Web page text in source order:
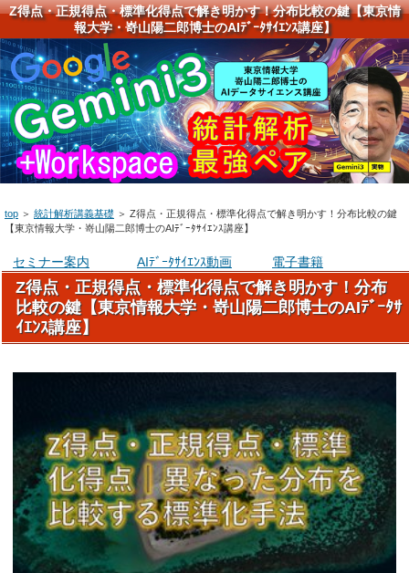
Z得点・正規得点・標準化得点で解き明かす！分布比較の鍵【東京情
報大学・嵜山陽二郎博士のAIﾃﾞｰﾀｻｲｴﾝｽ講座】
top ＞ 統計解析講義基礎 ＞ Z得点・正規得点・標準化得点で解き明かす！分布比較の鍵
【東京情報大学・嵜山陽二郎博士のAIﾃﾞｰﾀｻｲｴﾝｽ講座】
セミナー案内 AIﾃﾞｰﾀｻｲｴﾝｽ動画 電子書籍
Z得点・正規得点・標準化得点で解き明かす！分布
比較の鍵【東京情報大学・嵜山陽二郎博士のAIﾃﾞｰﾀｻ
ｲｴﾝｽ講座】